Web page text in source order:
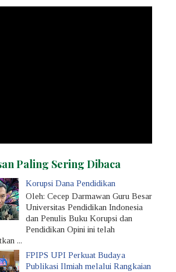
Paling Sering Dibaca
Korupsi Dana Pendidikan
Oleh: Cecep Darmawan Guru Besar
Universitas Pendidikan Indonesia
dan Penulis Buku Korupsi dan
Pendidikan Opini ini telah
...
FPIPS UPI Perkuat Budaya
Publikasi Ilmiah melalui Rangkaian